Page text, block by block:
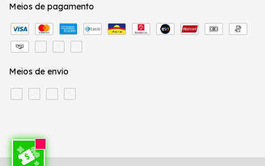
Meios de pagamento
Meios de envio